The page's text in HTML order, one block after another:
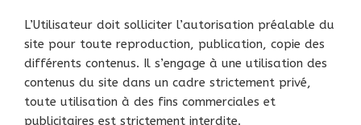
L’Utilisateur doit solliciter l’autorisation préalable du
site pour toute reproduction, publication, copie des
différents contenus. Il s’engage à une utilisation des
contenus du site dans un cadre strictement privé,
toute utilisation à des fins commerciales et
publicitaires est strictement interdite.